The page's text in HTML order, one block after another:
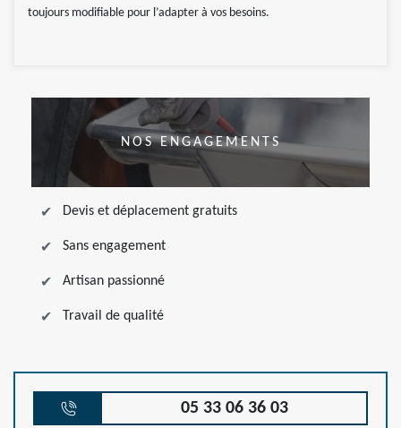
toujours modifiable pour l’adapter à vos besoins.
NOS ENGAGEMENTS
Devis et déplacement gratuits
Sans engagement
Artisan passionné
Travail de qualité
05 33 06 36 03